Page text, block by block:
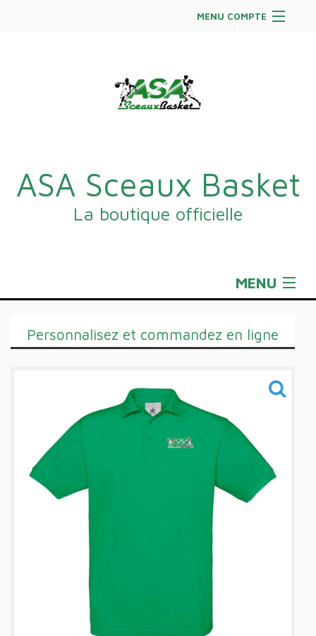
MENU COMPTE
Facebook
Se connecter
ASA Sceaux Basket
La boutique officielle
MENU
Training
Informations
Personnalisez et commandez en ligne